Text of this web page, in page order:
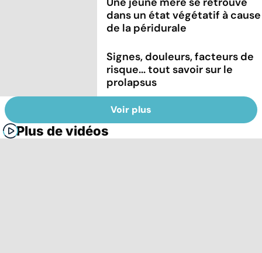
dans un état végétatif à cause
de la péridurale
Signes, douleurs, facteurs de
risque... tout savoir sur le
prolapsus
Voir plus
Plus de vidéos